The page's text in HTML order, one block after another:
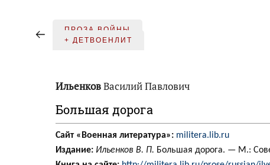
ПРОЗА ВОЙНЫ
+ ДЕТВОЕНЛИТ
ИльенковВасилий Павлович
Большая дорога
Сайт «Военная литература»: militera.lib.ru
Издание: Ильенков В. П. Большая дорога. — М.: